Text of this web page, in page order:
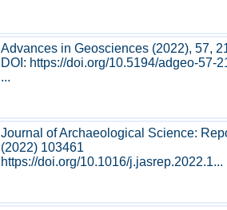
Advances in Geosciences (2022), 57,
DOI: https://doi.org/10.5194/adgeo-57-
...
Journal of Archaeological Science:
(2022) 103461
https://doi.org/10.1016/j.jasrep.2022.1...